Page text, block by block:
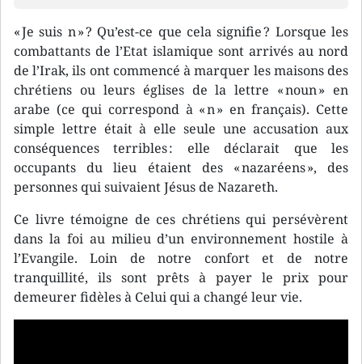
« Je suis n » ? Qu’est-ce que cela signifie ? Lorsque les
combattants de l’Etat islamique sont arrivés au nord
de l’Irak, ils ont commencé à marquer les maisons des
chrétiens ou leurs églises de la lettre « noun » en
arabe (ce qui correspond à « n » en français). Cette
simple lettre était à elle seule une accusation aux
conséquences terribles : elle déclarait que les
occupants du lieu étaient des « nazaréens », des
personnes qui suivaient Jésus de Nazareth.
Ce livre témoigne de ces chrétiens qui persévèrent
dans la foi au milieu d’un environnement hostile à
l’Evangile. Loin de notre confort et de notre
tranquillité, ils sont prêts à payer le prix pour
demeurer fidèles à Celui qui a changé leur vie.